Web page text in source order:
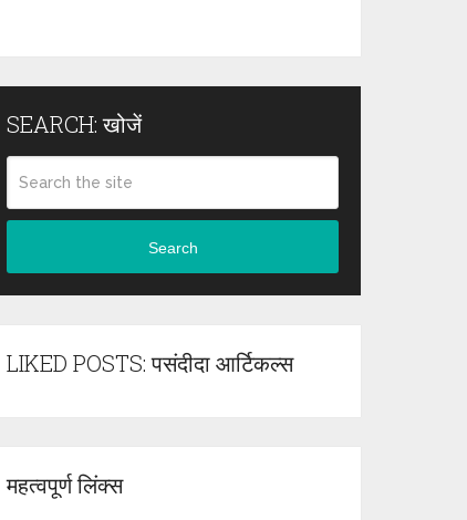
SEARCH: खोजें
Search
LIKED POSTS: पसंदीदा आर्टिकल्स
महत्वपूर्ण लिंक्स